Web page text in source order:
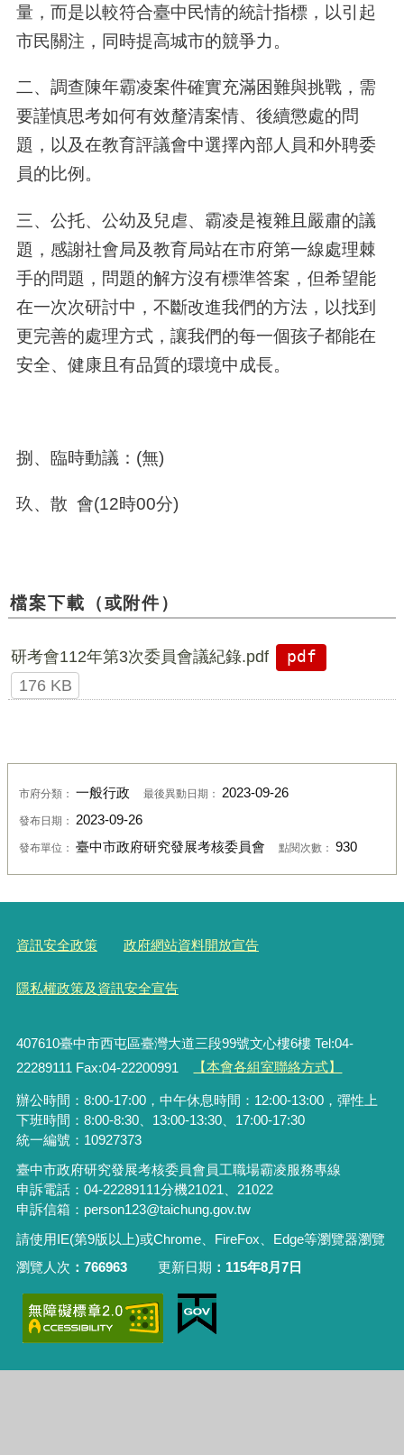
量，而是以較符合臺中民情的統計指標，以引起
市民關注，同時提高城市的競爭力。
二、調查陳年霸凌案件確實充滿困難與挑戰，需
要謹慎思考如何有效釐清案情、後續懲處的問
題，以及在教育評議會中選擇內部人員和外聘委
員的比例。
三、公托、公幼及兒虐、霸凌是複雜且嚴肅的議
題，感謝社會局及教育局站在市府第一線處理棘
手的問題，問題的解方沒有標準答案，但希望能
在一次次研討中，不斷改進我們的方法，以找到
更完善的處理方式，讓我們的每一個孩子都能在
安全、健康且有品質的環境中成長。
捌、臨時動議：(無)
玖、散 會(12時00分)
檔案下載（或附件）
研考會112年第3次委員會議紀錄.pdf
pdf
176 KB
市府分類： 一般行政 最後異動日期： 2023-09-26
發布日期： 2023-09-26
發布單位： 臺中市政府研究發展考核委員會 點閱次數： 930
資訊安全政策 政府網站資料開放宣告
隱私權政策及資訊安全宣告
407610臺中市西屯區臺灣大道三段99號文心樓6樓 Tel:04-
22289111 Fax:04-22200991
【本會各組室聯絡方式】
辦公時間：8:00-17:00，中午休息時間：12:00-13:00，彈性上
下班時間：8:00-8:30、13:00-13:30、17:00-17:30
統一編號：10927373
臺中市政府研究發展考核委員會員工職場霸凌服務專線
申訴電話：04-22289111分機21021、21022
申訴信箱：person123@taichung.gov.tw
請使用IE(第9版以上)或Chrome、FireFox、Edge等瀏覽器瀏覽
瀏覽人次
766963 更新日期 115年8月7日